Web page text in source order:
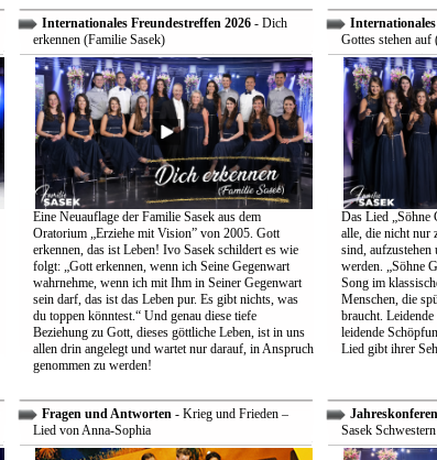
Internationales Freundestreffen 2026- Dich
erkennen (Familie Sasek)
Eine Neuauflage der Familie Sasek aus dem
Oratorium „Erziehe mit Vision” von 2005. Gott
erkennen, das ist Leben! Ivo Sasek schildert es wie
folgt: „Gott erkennen, wenn ich Seine Gegenwart
wahrnehme, wenn ich mit Ihm in Seiner Gegenwart
sein darf, das ist das Leben pur. Es gibt nichts, was
du toppen könntest.“ Und genau diese tiefe
Beziehung zu Gott, dieses göttliche Leben, ist in uns
allen drin angelegt und wartet nur darauf, in Anspruch
genommen zu werden!
Gottes stehen auf
Das Lied „Söhne
alle, die nicht nur
sind, aufzustehen
werden. „Söhne
Song im
Menschen, die
braucht.
leidende
Lied gibt ihrer
Fragen und Antworten- Krieg und Frieden –
Lied von Anna-Sophia
Sasek Schwestern